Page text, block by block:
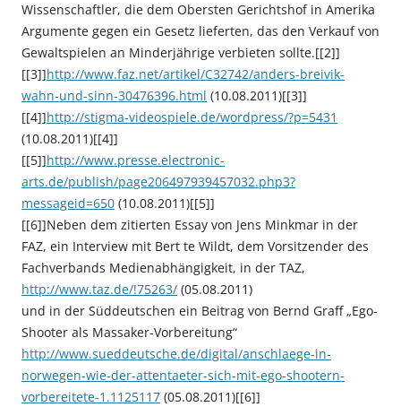
Wissenschaftler, die dem Obersten Gerichtshof in Amerika
Argumente gegen ein Gesetz lieferten, das den Verkauf von
Gewaltspielen an Minderjährige verbieten sollte.[[2]]
[[3]]http://www.faz.net/artikel/C32742/anders-breivik-
wahn-und-sinn-30476396.html (10.08.2011)[[3]]
[[4]]http://stigma-videospiele.de/wordpress/?p=5431
(10.08.2011)[[4]]
[[5]]http://www.presse.electronic-
arts.de/publish/page206497939457032.php3?
messageid=650 (10.08.2011)[[5]]
[[6]]Neben dem zitierten Essay von Jens Minkmar in der
FAZ, ein Interview mit Bert te Wildt, dem Vorsitzender des
Fachverbands Medienabhängigkeit, in der TAZ,
http://www.taz.de/!75263/ (05.08.2011)
und in der Süddeutschen ein Beitrag von Bernd Graff „Ego-
Shooter als Massaker-Vorbereitung“
http://www.sueddeutsche.de/digital/anschlaege-in-
norwegen-wie-der-attentaeter-sich-mit-ego-shootern-
vorbereitete-1.1125117 (05.08.2011)[[6]]